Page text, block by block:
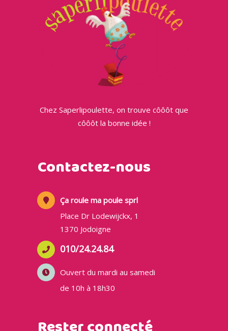
Chez Saperlipoulette, on trouve côôôt que
côôôt la bonne idée !
Contactez-nous
Ça roule ma poule sprl
Place Dr Lodewijckx, 1
1370 Jodoigne
010/24.24.84
Ouvert du mardi au samedi
de 10h à 18h30